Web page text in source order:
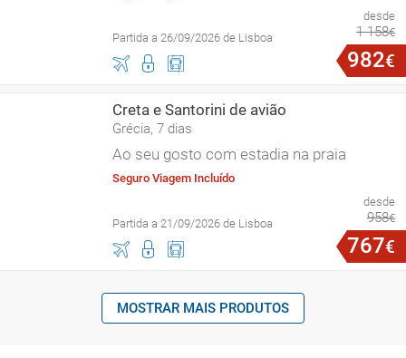
Partida a 26/09/2026 de Lisboa
desde
1 158€
982€
Creta e Santorini de avião
Grécia, 7 dias
Ao seu gosto com estadia na praia
Seguro Viagem Incluído
Partida a 21/09/2026 de Lisboa
desde
958€
767€
MOSTRAR MAIS PRODUTOS